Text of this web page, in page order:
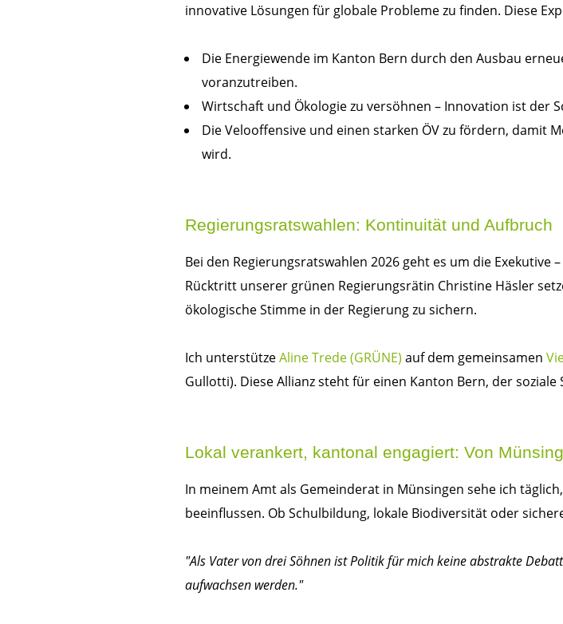
innovative Lösungen für globale Probleme zu finden. Diese
Die Energiewende im Kanton Bern durch den Ausbau
voranzutreiben.
Wirtschaft und Ökologie zu versöhnen – Innovation ist der
Die Velooffensive und einen starken ÖV zu fördern, damit
wird.
Regierungsratswahlen: Kontinuität und Aufbruch
Bei den Regierungsratswahlen 2026 geht es um die
Rücktritt unserer grünen Regierungsrätin Christine Häsler
ökologische Stimme in der Regierung zu sichern.
Ich unterstützeAline Trede (GRÜNE) auf dem gemeinsamen
Gullotti). Diese Allianz steht für einen Kanton Bern, der
Lokal verankert, kantonal engagiert: Von
In meinem Amt als Gemeinderat in Münsingen sehe ich
beeinflussen. Ob Schulbildung, lokale Biodiversität oder
"Als Vater von drei Söhnen ist Politik für mich keine abstrakte
aufwachsen werden."